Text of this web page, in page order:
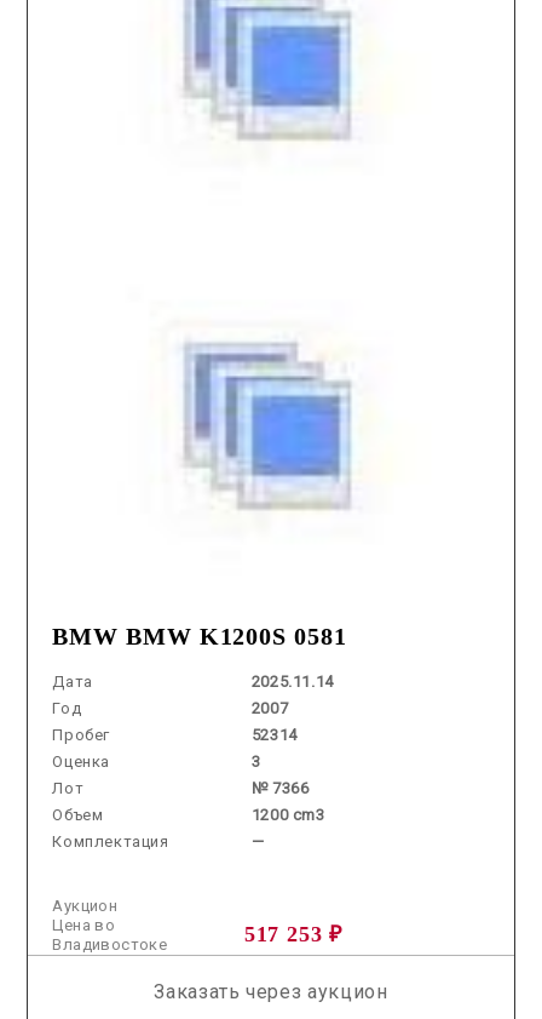
BMW BMW K1200S 0581
Дата
2025.11.14
Год
2007
Пробег
52314
Оценка
3
Лот
№ 7366
Объем
1200 cm3
Комплектация
—
Аукцион
517 253 ₽
Цена во
Владивостоке
Заказать через аукцион